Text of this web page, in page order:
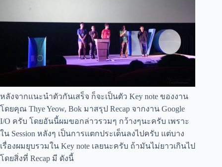
หลังจากแนะนำตัวกันเสร็จ ก็จะเป็นตัว Key note ของงาน
โดยคุณ Thye Yeow, Bok มาสรุป Recap จากงาน Google
I/O ครับ โดยอันนี้ผมขอกล่าวรวมๆ กว้างๆนะครับ เพราะ
ใน Session หลังๆ เป็นการแตกประเด็นลงไปครับ แต่บาง
เรื่องผมยุบรวมใน Key note เลยนะครับ ถ้ามันไม่ยาวเกินไป
โดยสิ่งที่ Recap มี ดังนี้